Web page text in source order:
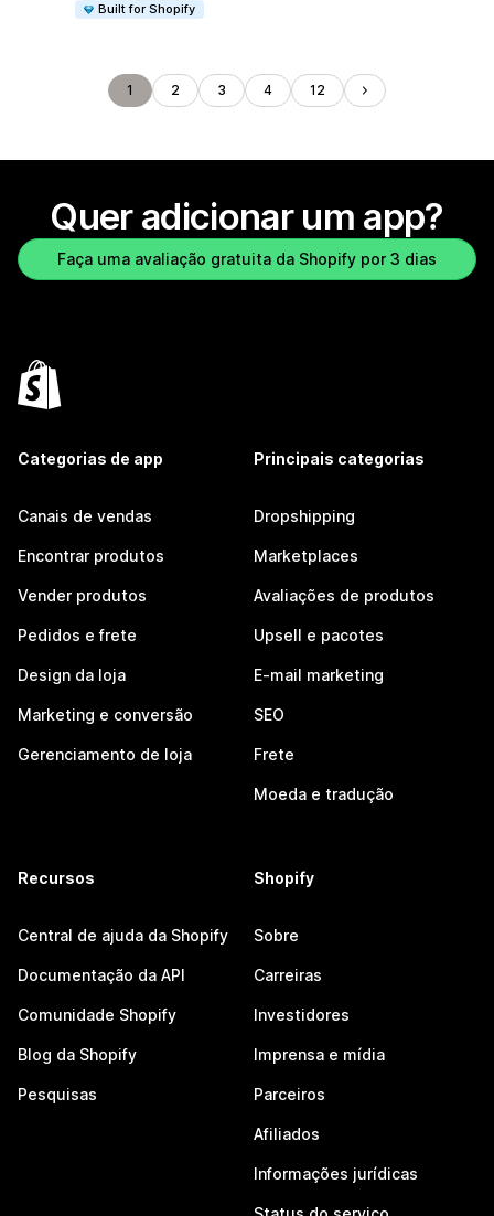
Built for Shopify
1 2 3 4 12
Quer adicionar um app?
Faça uma avaliação gratuita da Shopify por 3 dias
Categorias de app
Canais de vendas
Encontrar produtos
Vender produtos
Pedidos e frete
Design da loja
Marketing e conversão
Gerenciamento de loja
Principais categorias
Dropshipping
Marketplaces
Avaliações de produtos
Upsell e pacotes
E-mail marketing
SEO
Frete
Moeda e tradução
Recursos
Central de ajuda da Shopify
Documentação da API
Comunidade Shopify
Blog da Shopify
Pesquisas
Shopify
Sobre
Carreiras
Investidores
Imprensa e mídia
Parceiros
Afiliados
Informações jurídicas